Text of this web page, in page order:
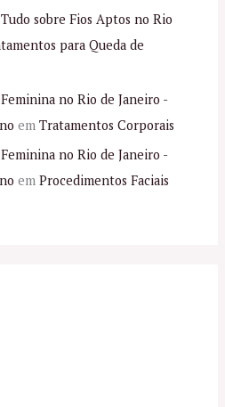
sobre Fios Aptos no Rio
para Queda de
no Rio de Janeiro -
em Tratamentos Corporais
no Rio de Janeiro -
em Procedimentos Faciais